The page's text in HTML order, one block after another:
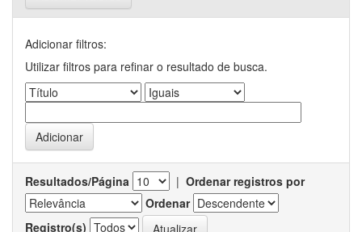
Adicionar filtros:
Utilizar filtros para refinar o resultado de busca.
Resultados/Página | Ordenar registros por
Ordenar
Registro(s)